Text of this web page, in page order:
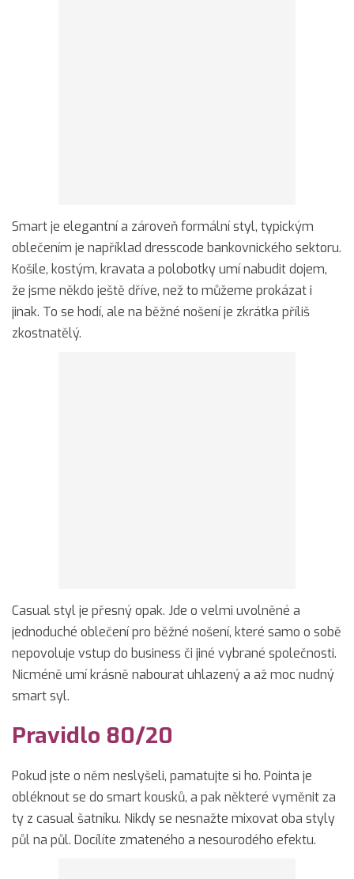
Smart je elegantní a zároveň formální styl, typickým
oblečením je například dresscode bankovnického sektoru.
Košile, kostým, kravata a polobotky umí nabudit dojem,
že jsme někdo ještě dříve, než to můžeme prokázat i
jinak. To se hodí, ale na běžné nošení je zkrátka příliš
zkostnatělý.
Casual styl je přesný opak. Jde o velmi uvolněné a
jednoduché oblečení pro běžné nošení, které samo o sobě
nepovoluje vstup do business či jiné vybrané společnosti.
Nicméně umí krásně nabourat uhlazený a až moc nudný
smart syl.
Pravidlo 80/20
Pokud jste o něm neslyšeli, pamatujte si ho. Pointa je
obléknout se do smart kousků, a pak některé vyměnit za
ty z casual šatníku. Nikdy se nesnažte mixovat oba styly
půl na půl. Docílíte zmateného a nesourodého efektu.